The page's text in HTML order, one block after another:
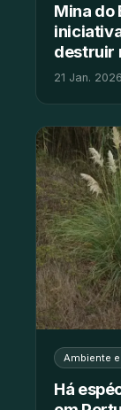
Mina do
destruir
21 Jan.
Ambiente
Há